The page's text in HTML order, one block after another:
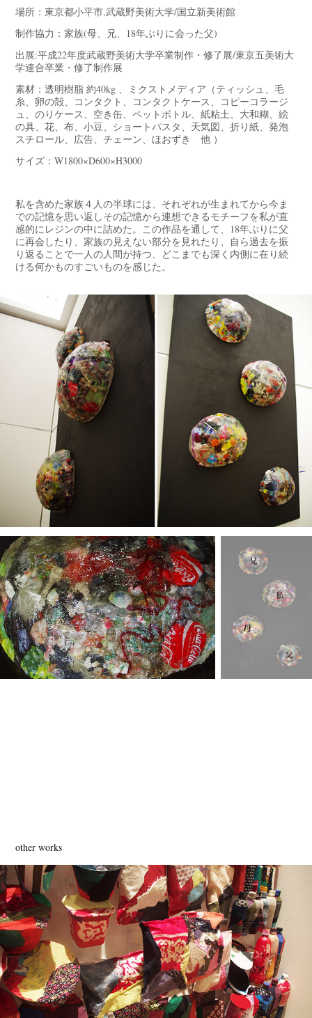
場所：東京都小平市,武蔵野美術大学/国立新美術館
制作協力：家族(母、兄、18年ぶりに会った父)
出展:平成22年度武蔵野美術大学卒業制作・修了展/東京五美術大
学連合卒業・修了制作展
素材：透明樹脂 約40kg 、ミクストメディア（ティッシュ、毛
糸、卵の殻、コンタクト、コンタクトケース、コピーコラージ
ュ、のりケース、空き缶、ペットボトル、紙粘土、大和糊、絵
の具、花、布、小豆、ショートパスタ、天気図、折り紙、発泡
スチロール、広告、チェーン、ほおずき 他 ）
サイズ：W1800×D600×H3000
私を含めた家族４人の半球には、それぞれが生まれてから今ま
での記憶を思い返しその記憶から連想できるモチーフを私が直
感的にレジンの中に詰めた。この作品を通して、18年ぶりに父
に再会したり、家族の見えない部分を見れたり、自ら過去を振
り返ることで一人の人間が持つ、どこまでも深く内側に在り続
ける何かものすごいものを感じた。
other works
私はコンビニ